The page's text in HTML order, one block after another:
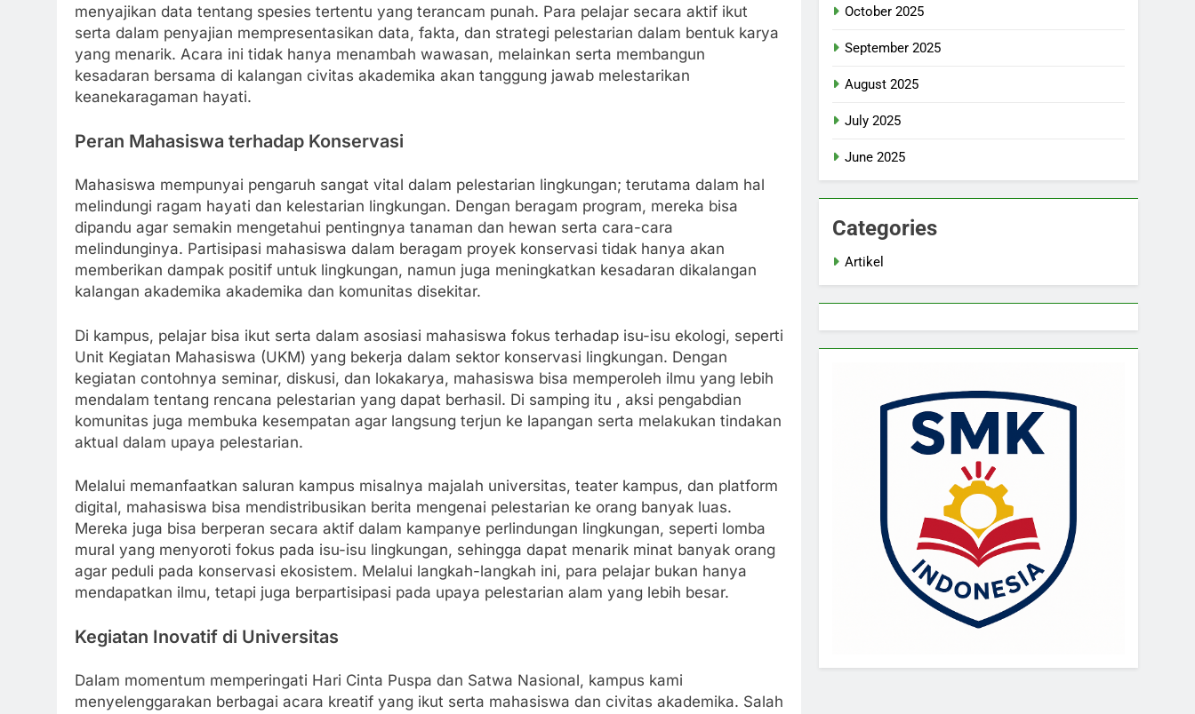
menyajikan data tentang spesies tertentu yang terancam punah. Para pelajar secara aktif ikut
serta dalam penyajian mempresentasikan data, fakta, dan strategi pelestarian dalam bentuk karya
yang menarik. Acara ini tidak hanya menambah wawasan, melainkan serta membangun
kesadaran bersama di kalangan civitas akademika akan tanggung jawab melestarikan
keanekaragaman hayati.
Peran Mahasiswa terhadap Konservasi
Mahasiswa mempunyai pengaruh sangat vital dalam pelestarian lingkungan; terutama dalam hal
melindungi ragam hayati dan kelestarian lingkungan. Dengan beragam program, mereka bisa
dipandu agar semakin mengetahui pentingnya tanaman dan hewan serta cara-cara
melindunginya. Partisipasi mahasiswa dalam beragam proyek konservasi tidak hanya akan
memberikan dampak positif untuk lingkungan, namun juga meningkatkan kesadaran dikalangan
kalangan akademika akademika dan komunitas disekitar.
Di kampus, pelajar bisa ikut serta dalam asosiasi mahasiswa fokus terhadap isu-isu ekologi, seperti
Unit Kegiatan Mahasiswa (UKM) yang bekerja dalam sektor konservasi lingkungan. Dengan
kegiatan contohnya seminar, diskusi, dan lokakarya, mahasiswa bisa memperoleh ilmu yang lebih
mendalam tentang rencana pelestarian yang dapat berhasil. Di samping itu , aksi pengabdian
komunitas juga membuka kesempatan agar langsung terjun ke lapangan serta melakukan tindakan
aktual dalam upaya pelestarian.
Melalui memanfaatkan saluran kampus misalnya majalah universitas, teater kampus, dan platform
digital, mahasiswa bisa mendistribusikan berita mengenai pelestarian ke orang banyak luas.
Mereka juga bisa berperan secara aktif dalam kampanye perlindungan lingkungan, seperti lomba
mural yang menyoroti fokus pada isu-isu lingkungan, sehingga dapat menarik minat banyak orang
agar peduli pada konservasi ekosistem. Melalui langkah-langkah ini, para pelajar bukan hanya
mendapatkan ilmu, tetapi juga berpartisipasi pada upaya pelestarian alam yang lebih besar.
Kegiatan Inovatif di Universitas
Dalam momentum memperingati Hari Cinta Puspa dan Satwa Nasional, kampus kami
menyelenggarakan berbagai acara kreatif yang ikut serta mahasiswa dan civitas akademika. Salah
October 2025
September 2025
August 2025
July 2025
June 2025
Categories
Artikel